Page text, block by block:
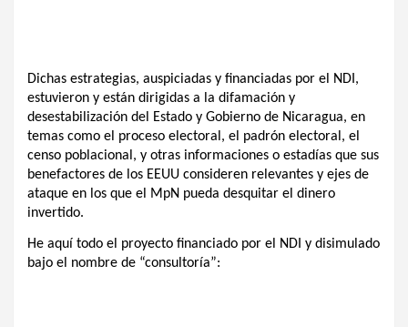
Dichas estrategias, auspiciadas y financiadas por el NDI,
estuvieron y están dirigidas a la difamación y
desestabilización del Estado y Gobierno de Nicaragua, en
temas como el proceso electoral, el padrón electoral, el
censo poblacional, y otras informaciones o estadías que sus
benefactores de los EEUU consideren relevantes y ejes de
ataque en los que el MpN pueda desquitar el dinero
invertido.
He aquí todo el proyecto financiado por el NDI y disimulado
bajo el nombre de “consultoría”: